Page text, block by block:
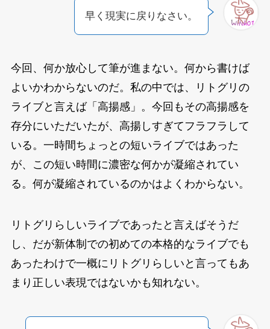
早く現実に戻りなさい。
今回、何か放心して筆が進まない。何から書けば
よいかわからないのだ。私の中では、リトグリの
ライブと言えば「高揚感」。今回もその高揚感を
存分にいただいたが、高揚しすぎてフラフラして
いる。一時間ちょっとの短いライブではあった
が、この短い時間に濃密な何かが凝縮されてい
る。何が凝縮されているのかはよくわからない。
リトグリらしいライブであったと言えばそうだ
し、だが新体制での初めての本格的なライブでも
あったわけで一概にリトグリらしいと言ってもあ
まり正しい表現ではないかも知れない。